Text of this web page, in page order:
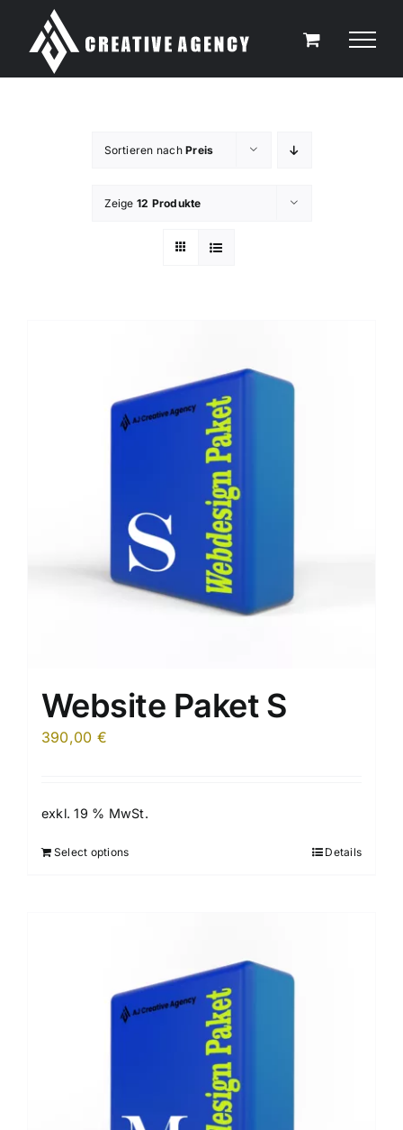
Inhalt
springen
Sortieren nachPreis
Zeige 12 Produkte
Website Paket S
390,00 €
exkl. 19 % MwSt.
Select options Details